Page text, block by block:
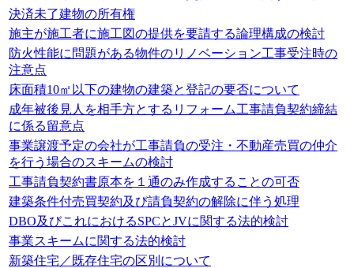
決済未了建物の所有権
施主が施工者に施工図の提供を要請する論理構成の検討
防火性能に問題がある物件のリノベーション工事受注時の
注意点
床面積10㎡以下の建物の建築と登記の要否について
成年被後見人を相手方とするリフォーム工事請負契約締結
に係る留意点
事業譲渡予定の会社が工事請負の受注・不動産売買の仲介
を行う場合のスキームの検討
工事請負契約書原本を１通のみ作成することの可否
建築条件付売買契約及び請負契約の解除に伴う処理
DBO及びこれにおけるSPCとJVに関する法的検討
事業スキームに関する法的検討
新築住宅／既存住宅の区別について